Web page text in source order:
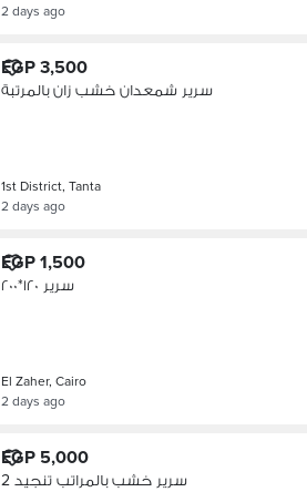
2 days ago
EGP 3,500
سرير شمعدان خشب زان بالمرتبة
1st District, Tanta
2 days ago
EGP 1,500
سرير ١٢٠*٢٠٠
El Zaher, Cairo
2 days ago
EGP 5,000
2 سرير خشب بالمراتب تنجيد